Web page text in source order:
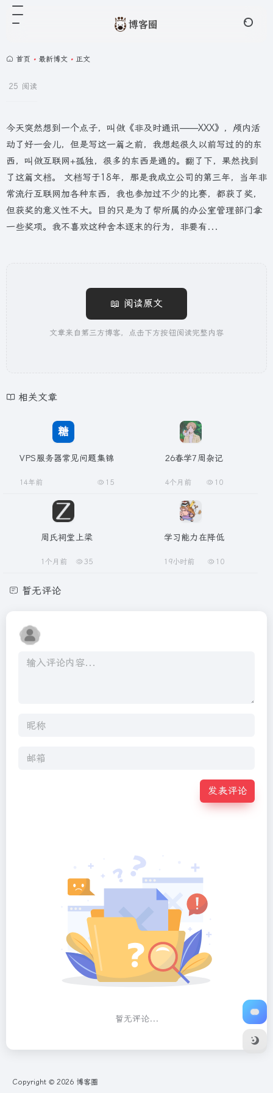
首页 • 最新博文 • 正文
25 阅读
今天突然想到一个点子，叫做《非及时通讯——XXX》，颅内活
动了好一会儿，但是写这一篇之前，我想起很久以前写过的的东
西，叫做互联网+孤独，很多的东西是通的。翻了下，果然找到
了这篇文档。 文档写于18年，那是我成立公司的第三年，当年非
常流行互联网加各种东西，我也参加过不少的比赛，都获了奖，
但获奖的意义性不大。目的只是为了帮所属的办公室管理部门拿
一些奖项。我不喜欢这种舍本逐末的行为，非要有...
📖 阅读原文
文章来自第三方博客，点击下方按钮阅读完整内容
相关文章
VPS服务器常见问题集锦
14年前 15
26春学7周杂记
4个月前 10
周氏祠堂上梁
1个月前 35
学习能力在降低
19小时前 10
暂无评论
发表评论
暂无评论...
Copyright © 2026 博客圈